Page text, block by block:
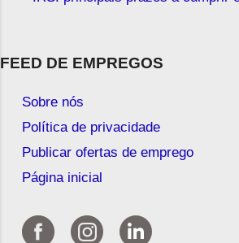
FEED DE EMPREGOS
Sobre nós
Política de privacidade
Publicar ofertas de emprego
Página inicial